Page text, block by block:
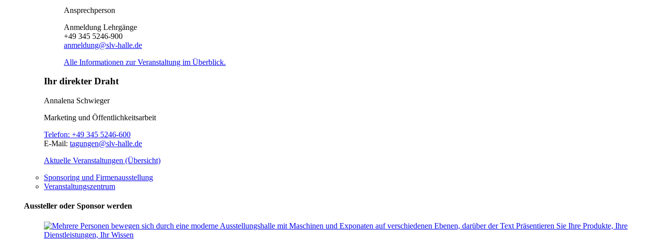
Ansprechperson
Anmeldung Lehrgänge
+49 345 5246-900
anmeldung@slv-halle.de
Alle Informationen zur Veranstaltung im Überblick.
Ihr direkter Draht
Annalena Schwieger
Marketing und Öffentlichkeitsarbeit
Telefon: +49 345 5246-600
E-Mail: tagungen@slv-halle.de
Aktuelle Veranstaltungen (Übersicht)
Sponsoring und Firmenausstellung
Veranstaltungszentrum
Aussteller oder Sponsor werden